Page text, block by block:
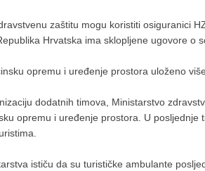
zaštitu mogu koristiti osiguranici
Hrvatska ima sklopljene ugovore o
opremu i uređenje prostora uloženo
dodatnih timova, Ministarstvo
opremu i uređenje prostora. U
ističu da su turističke ambulante